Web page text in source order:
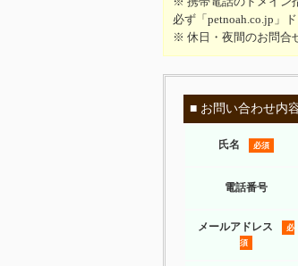
必ず「petnoah.co.jp」
※ 休日・夜間のお問合
■ お問い合わせ内
氏名 必須
電話番号
メールアドレス
必
須